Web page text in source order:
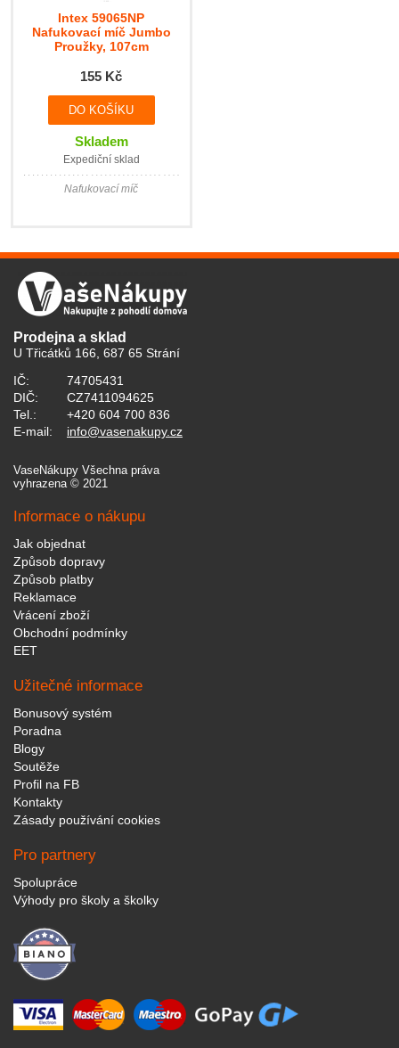
Intex 59065NP
Nafukovací míč Jumbo
Proužky, 107cm
155 Kč
Skladem
Expediční sklad
Nafukovací míč
Prodejna a sklad
U Třicátků 166, 687 65 Strání
IČ:
74705431
DIČ:
CZ7411094625
Tel.:
+420 604 700 836
E-mail:
info@vasenakupy.cz
VaseNákupy Všechna práva
vyhrazena © 2021
Informace o nákupu
Jak objednat
Způsob dopravy
Způsob platby
Reklamace
Vrácení zboží
Obchodní podmínky
EET
Užitečné informace
Bonusový systém
Poradna
Blogy
Soutěže
Profil na FB
Kontakty
Zásady používání cookies
Pro partnery
Spolupráce
Výhody pro školy a školky